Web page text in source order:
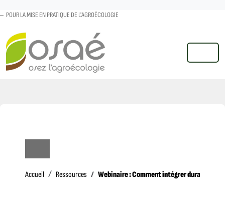
POUR LA MISE EN PRATIQUE DE L'AGROÉCOLOGIE
MENU
Accueil AccueilRessources Webinaire : Comment intégrer